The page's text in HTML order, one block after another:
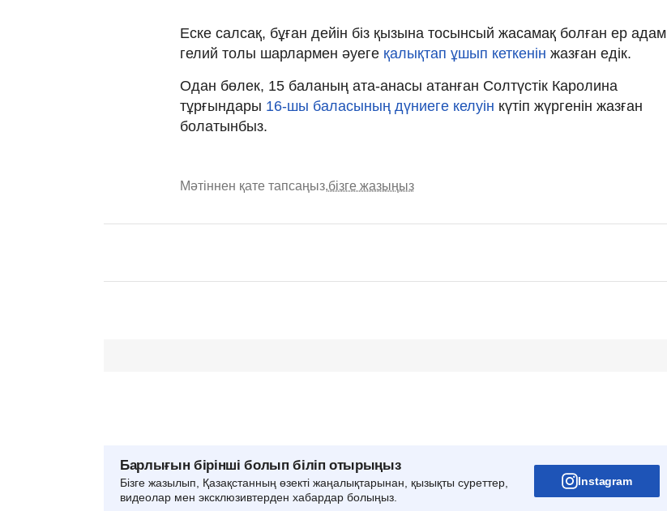
Еске салсақ, бұған дейін біз қызына тосынсый жасамақ болған ер адам
гелий толы шарлармен әуеге қалықтап ұшып кеткенін жазған едік.
Одан бөлек, 15 баланың ата-анасы атанған Солтүстік Каролина
тұрғындары 16-шы баласының дүниеге келуін күтіп жүргенін жазған
болатынбыз.
Мәтіннен қате тапсаңыз,бізге жазыңыз
Барлығын бірінші болып біліп отырыңыз
Бізге жазылып, Қазақстанның өзекті жаңалықтарынан, қызықты суреттер,
видеолар мен эксклюзивтерден хабардар болыңыз.
Instagram